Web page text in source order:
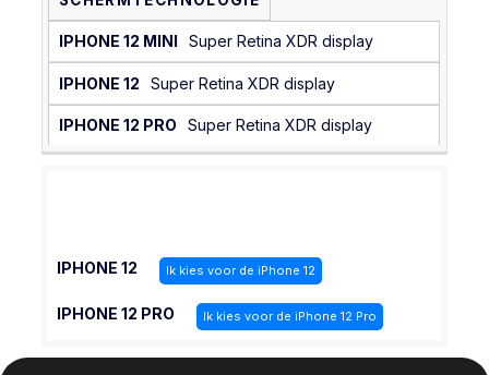
Super Retina XDR display
Super Retina XDR display
Super Retina XDR display
Ik kies voor de iPhone 12
Ik kies voor de iPhone 12 Pro